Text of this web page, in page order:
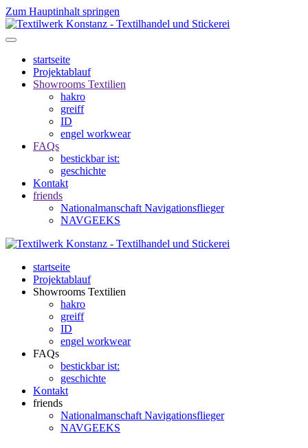
Zum Hauptinhalt springen
startseite
Projektablauf
Showrooms Textilien
hakro
greiff
ID
engel workwear
FAQs
bestickbar ist:
geschichte
Kontakt
friends
Nationalmanschaft Navigationsflieger
NAVGEEKS
startseite
Projektablauf
Showrooms Textilien
hakro
greiff
ID
engel workwear
FAQs
bestickbar ist:
geschichte
Kontakt
friends
Nationalmanschaft Navigationsflieger
NAVGEEKS